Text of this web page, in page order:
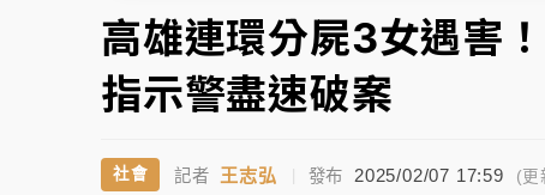
中颱白海豚風雨來了！中部以北防豪雨 今晚
白海豚逼近！北市水門只出不進 未移置車輛
中颱白海豚進逼！台北喜來登圍籬傾倒砸傷
▲
▼
高雄連環分屍3女遇害
指示警盡速破案
社會 記者 王志弘 | 發布 2025/02/07 17:59 (